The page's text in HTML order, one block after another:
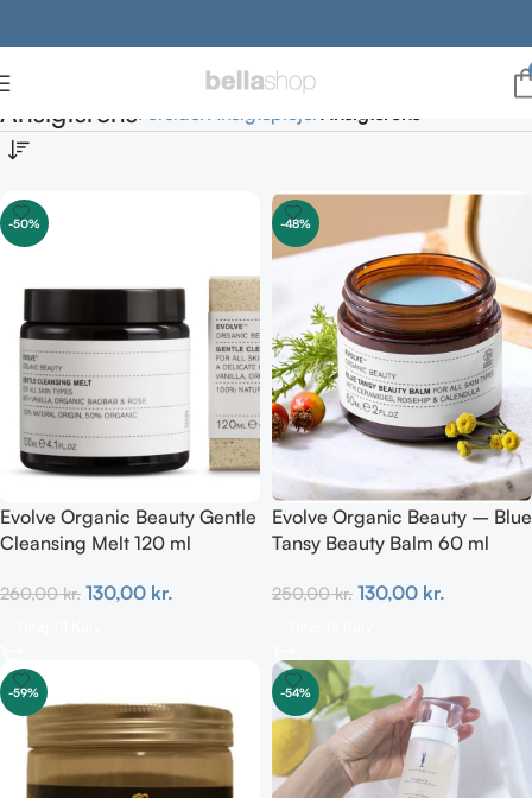
Ansigtsrens
-50%
Evolve Organic Beauty Gentle
Cleansing Melt 120 ml
260,00kr. 130,00 kr.
-48%
Evolve Organic Beauty – Blue
Tansy Beauty Balm 60 ml
250,00kr. 130,00 kr.
-59% -54%